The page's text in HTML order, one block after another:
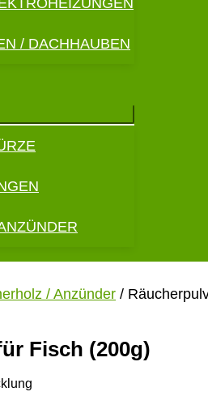
/ DACHHAUBEN
/ Anzünder /
Fisch (200g)